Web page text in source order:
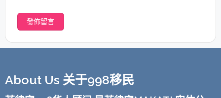
About Us 关于998移民